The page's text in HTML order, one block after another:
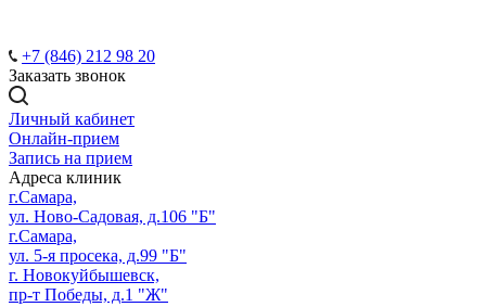
+7 (846) 212 98 20
Заказать звонок
Личный кабинет
Онлайн-прием
Запись на прием
Адреса клиник
г.Самара,
ул. Ново-Садовая, д.106 "Б"
г.Самара,
ул. 5-я просека, д.99 "Б"
г. Новокуйбышевск,
пр-т Победы, д.1 "Ж"